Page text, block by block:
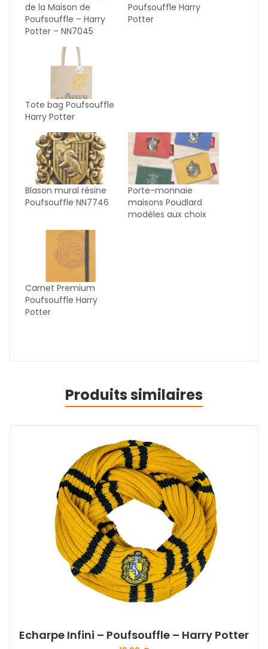
de la Maison de
Poufsouffle – Harry
Potter – NN7045
Poufsouffle Harry
Potter
Tote bag Poufsouffle
Harry Potter
Blason mural résine
Poufsouffle NN7746
Porte-monnaie
maisons Poudlard
modèles aux choix
Carnet Premium
Poufsouffle Harry
Potter
Produits similaires
Echarpe Infini – Poufsouffle – Harry Potter